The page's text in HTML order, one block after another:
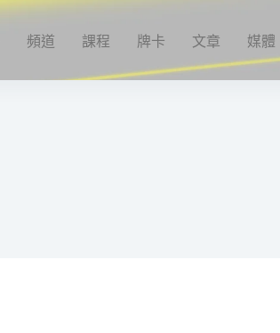
頻道 課程 牌卡 文章 媒體